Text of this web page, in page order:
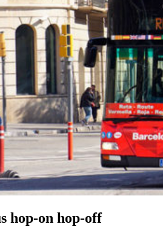
hop-on hop-off